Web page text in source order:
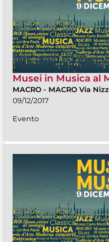
Musei in Musica al
MACRO - MACRO Via
09/12/2017
Evento